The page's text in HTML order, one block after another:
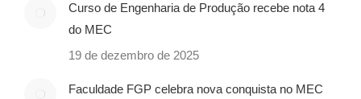
Curso de Engenharia de Produção recebe nota 4
do MEC
19 de dezembro de 2025
Faculdade FGP celebra nova conquista no MEC